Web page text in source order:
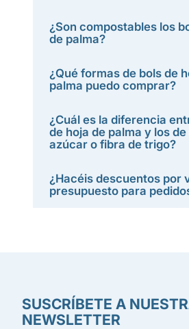
¿Son compostables los
de palma?
¿Qué formas de bols de
palma puedo comprar?
¿Cuál es la diferencia
de hoja de palma y los
azúcar o fibra de trigo?
¿Hacéis descuentos por
presupuesto para
SUSCRÍBETE A
NEWSLETTER